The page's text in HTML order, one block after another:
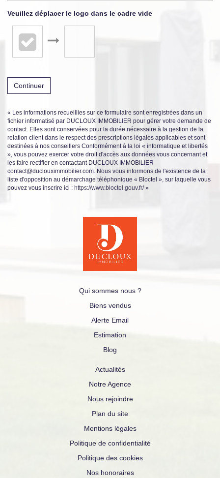
Veuillez déplacer le logo dans le cadre vide
Continuer
« Les informations recueillies sur ce formulaire sont enregistrées dans un
fichier informatisé par DUCLOUX IMMOBILIER pour gérer votre demande de
contact. Elles sont conservées pour la durée nécessaire à la gestion de la
relation client dans le respect des prescriptions légales applicables et sont
destinées à nos conseillers Conformément à la loi « informatique et libertés
», vous pouvez exercer votre droit d'accès aux données vous concernant et
les faire rectifier en contactant DUCLOUX IMMOBILIER
contact@duclouximmobilier.com. Nous vous informons de l'existence de la
liste d'opposition au démarchage téléphonique « Bloctel », sur laquelle vous
pouvez vous inscrire ici : https://www.bloctel.gouv.fr/»
Qui sommes nous ?
Biens vendus
Alerte Email
Estimation
Blog
Actualités
Notre Agence
Nous rejoindre
Plan du site
Mentions légales
Politique de confidentialité
Politique des cookies
Nos honoraires